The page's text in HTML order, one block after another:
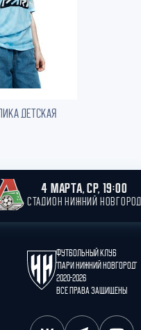
ДЕТСКАЯ
4 МАРТА, СР, 19:00
СТАДИОН НИЖНИЙ НОВГОРОД
Футбольный клуб
"Пари Нижний Новгород"
2020-2026
Все права защищены